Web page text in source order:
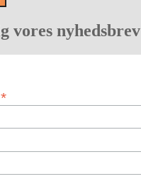
vores nyhedsbrev
*